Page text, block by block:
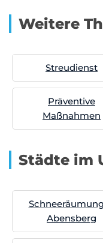
Weitere
Streudienst
Präventive
Maßnahmen
Städte im
Abensberg